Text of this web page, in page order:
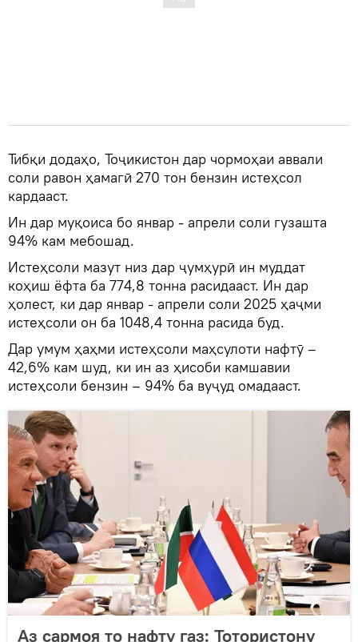
Тибқи додаҳо, Тоҷикистон дар чормоҳаи аввали
соли равон ҳамагӣ 270 тон бензин истеҳсол
кардааст.
Ин дар муқоиса бо январ - апрели соли гузашта
94% кам мебошад.
Истеҳсоли мазут низ дар ҷумҳурӣ ин муддат
коҳиш ёфта ба 774,8 тонна расидааст. Ин дар
ҳолест, ки дар январ - апрели соли 2025 ҳаҷми
истеҳсоли он ба 1048,4 тонна расида буд.
Дар умум ҳаҳми истеҳсоли маҳсулоти нафтӯ –
42,6% кам шуд, ки ин аз ҳисоби камшавии
истеҳсоли бензин – 94% ба вуҷуд омадааст.
Аз сармоя то нафту газ: Тотористону